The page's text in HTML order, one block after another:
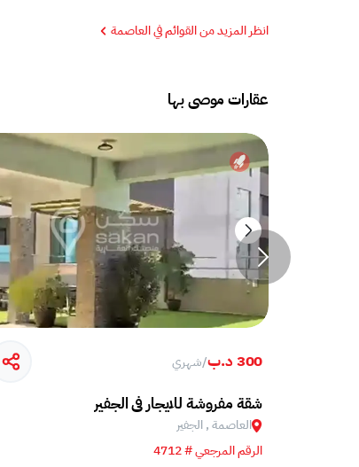
انظر المزيد من القوائم في العاصمة
عقارات موصى بها
300 د.ب /شهري
شقة مفروشة للايجار في الجفير
العاصمة , الجفير
الرقم المرجعي # 4712